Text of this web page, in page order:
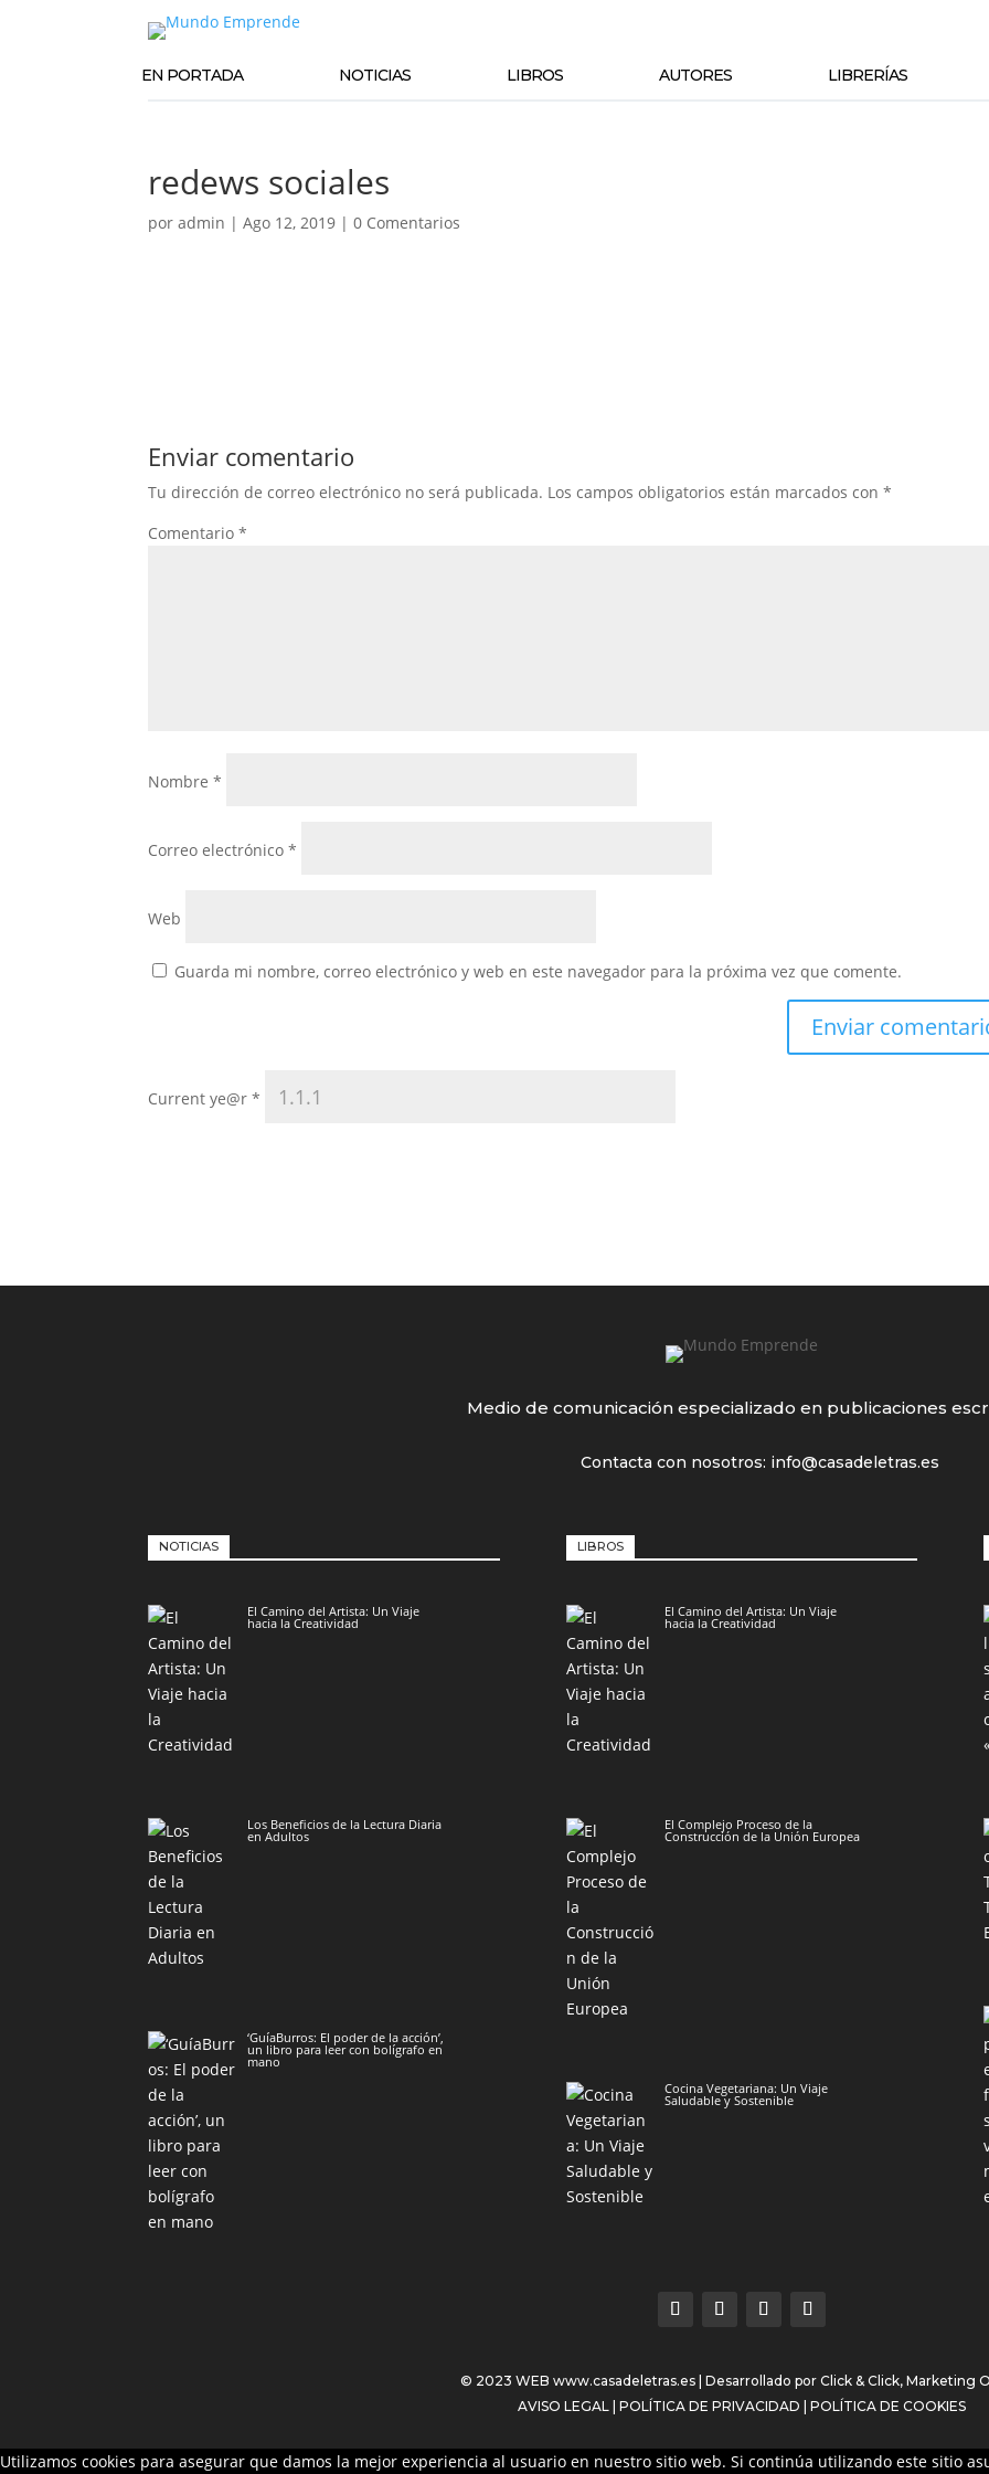
EN PORTADA NOTICIAS LIBROS AUTORES LIBRERÍAS
redews sociales
poradmin |Ago 12, 2019 |0 Comentarios
Enviar comentario
Tu dirección de correo electrónico no será publicada. Los campos obligatorios están marcados con*
Comentario*
Nombre*
Correo electrónico*
Web
Guarda mi nombre, correo electrónico y web en este navegador para la próxima vez que comente.
Current ye@r*
Medio de comunicación especializado en publicaciones
Contacta con nosotros: info@casadeletras.es
NOTICIAS
El Camino del Artista: Un Viaje
hacia la Creatividad
Los Beneficios de la Lectura Diaria
en Adultos
‘GuíaBurros: El poder de la acción’,
un libro para leer con bolígrafo en
mano
LIBROS
El Camino del Artista: Un Viaje
hacia la Creatividad
El Complejo Proceso de la
Construcción de la Unión Europea
Cocina Vegetariana: Un Viaje
Saludable y Sostenible
© 2023 WEB www.casadeletras.es| Desarrollado por Click & Click, Marketing
AVISO LEGAL POLÍTICA DE PRIVACIDAD POLÍTICA DE COOKIES
Utilizamos cookies para asegurar que damos la mejor experiencia al usuario en nuestro sitio web. Si continúa utilizando este sitio